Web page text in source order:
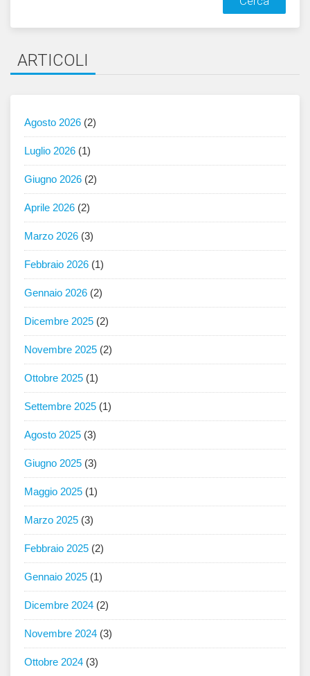
ARTICOLI
Agosto 2026 (2)
Luglio 2026 (1)
Giugno 2026 (2)
Aprile 2026 (2)
Marzo 2026 (3)
Febbraio 2026 (1)
Gennaio 2026 (2)
Dicembre 2025 (2)
Novembre 2025 (2)
Ottobre 2025 (1)
Settembre 2025 (1)
Agosto 2025 (3)
Giugno 2025 (3)
Maggio 2025 (1)
Marzo 2025 (3)
Febbraio 2025 (2)
Gennaio 2025 (1)
Dicembre 2024 (2)
Novembre 2024 (3)
Ottobre 2024 (3)